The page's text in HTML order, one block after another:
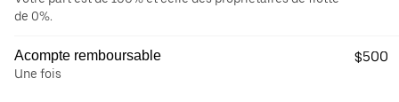
de 0%.
Acompte remboursable
Une fois
$500